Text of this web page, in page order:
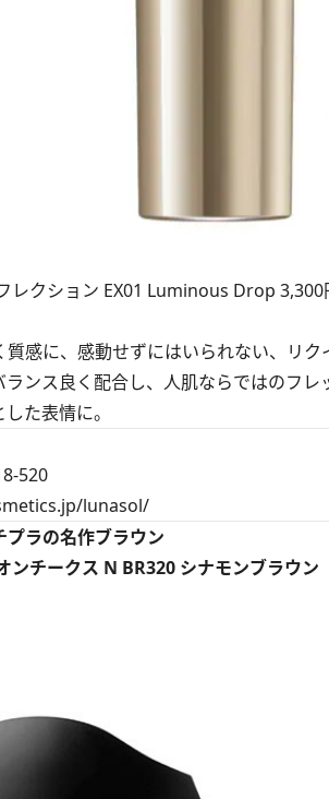
レクション EX01 Luminous Drop
感に、感動せずにはいられない、リ
ランス良く配合し、人肌ならではのフ
た表情に。
520
lunasol/
ラの名作ブラウン
チークス N BR320 シナモンブラウン